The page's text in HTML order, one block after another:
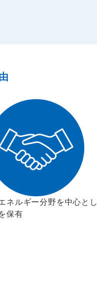
ネルギー分野を中心とし
保有